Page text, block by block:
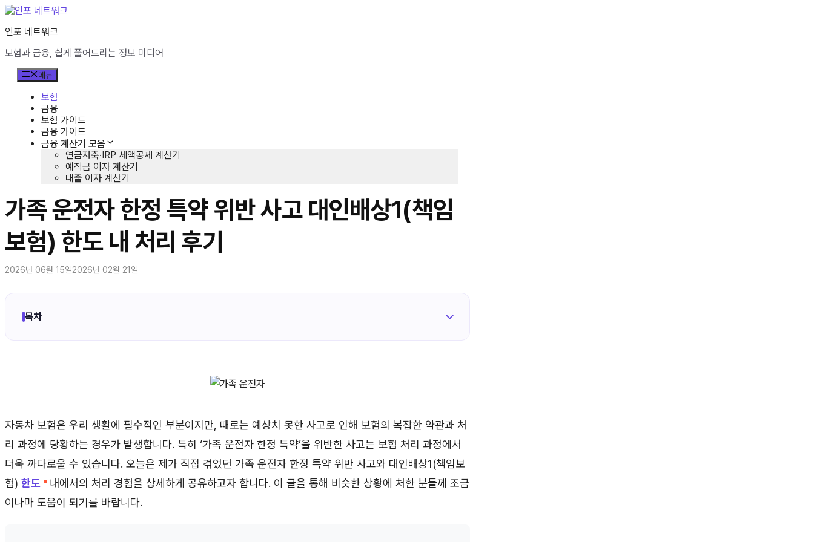
컨
츠
건
인포 네트워크
보험과 금융, 쉽게 풀어드리는 정보 미디어
메뉴
보험
금융
보험 가이드
금융 가이드
금융 계산기 모음
연금저축·IRP 세액공제 계산기
예적금 이자 계산기
대출 이자 계산기
가족 운전자 한정 특약 위반 사고 대인배상1(책임
보험) 한도 내 처리 후기
2026년 06월 15일2026년 02월 21일
목차
자동차 보험은 우리 생활에 필수적인 부분이지만, 때로는 예상치 못한 사고로 인해 보험의 복잡한 약관과 처
리 과정에 당황하는 경우가 발생합니다. 특히 ‘가족 운전자 한정 특약’을 위반한 사고는 보험 처리 과정에서
더욱 까다로울 수 있습니다. 오늘은 제가 직접 겪었던 가족 운전자 한정 특약 위반 사고와 대인배상1(책임보
험) 한도
내에서의 처리 경험을 상세하게 공유하고자 합니다. 이 글을 통해 비슷한 상황에 처한 분들께 조금
이나마 도움이 되기를 바랍니다.